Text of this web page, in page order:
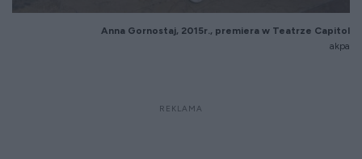
Anna Gornostaj, 2015r., premiera w Teatrze Capitol
akpa